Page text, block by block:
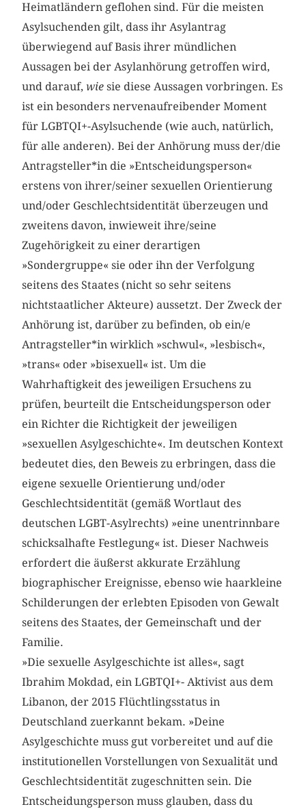
Heimatländern geflohen sind. Für die meisten
Asylsuchenden gilt, dass ihr Asylantrag
überwiegend auf Basis ihrer mündlichen
Aussagen bei der Asylanhörung getroffen wird,
und darauf,wie sie diese Aussagen vorbringen. Es
ist ein besonders nervenaufreibender Moment
für LGBTQI+-Asylsuchende (wie auch, natürlich,
für alle anderen). Bei der Anhörung muss der/die
Antragsteller*in die »Entscheidungsperson«
erstens von ihrer/seiner sexuellen Orientierung
und/oder Geschlechtsidentität überzeugen und
zweitens davon, inwieweit ihre/seine
Zugehörigkeit zu einer derartigen
»Sondergruppe« sie oder ihn der Verfolgung
seitens des Staates (nicht so sehr seitens
nichtstaatlicher Akteure) aussetzt. Der Zweck der
Anhörung ist, darüber zu befinden, ob ein/e
Antragsteller*in wirklich »schwul«, »lesbisch«,
»trans« oder »bisexuell« ist. Um die
Wahrhaftigkeit des jeweiligen Ersuchens zu
prüfen, beurteilt die Entscheidungsperson oder
ein Richter die Richtigkeit der jeweiligen
»sexuellen Asylgeschichte«. Im deutschen Kontext
bedeutet dies, den Beweis zu erbringen, dass die
eigene sexuelle Orientierung und/oder
Geschlechtsidentität (gemäß Wortlaut des
deutschen LGBT-Asylrechts) »eine unentrinnbare
schicksalhafte Festlegung« ist. Dieser Nachweis
erfordert die äußerst akkurate Erzählung
biographischer Ereignisse, ebenso wie haarkleine
Schilderungen der erlebten Episoden von Gewalt
seitens des Staates, der Gemeinschaft und der
Familie.
»Die sexuelle Asylgeschichte ist alles«, sagt
Ibrahim Mokdad, ein LGBTQI+- Aktivist aus dem
Libanon, der 2015 Flüchtlingsstatus in
Deutschland zuerkannt bekam. »Deine
Asylgeschichte muss gut vorbereitet und auf die
institutionellen Vorstellungen von Sexualität und
Geschlechtsidentität zugeschnitten sein. Die
Entscheidungsperson muss glauben, dass du